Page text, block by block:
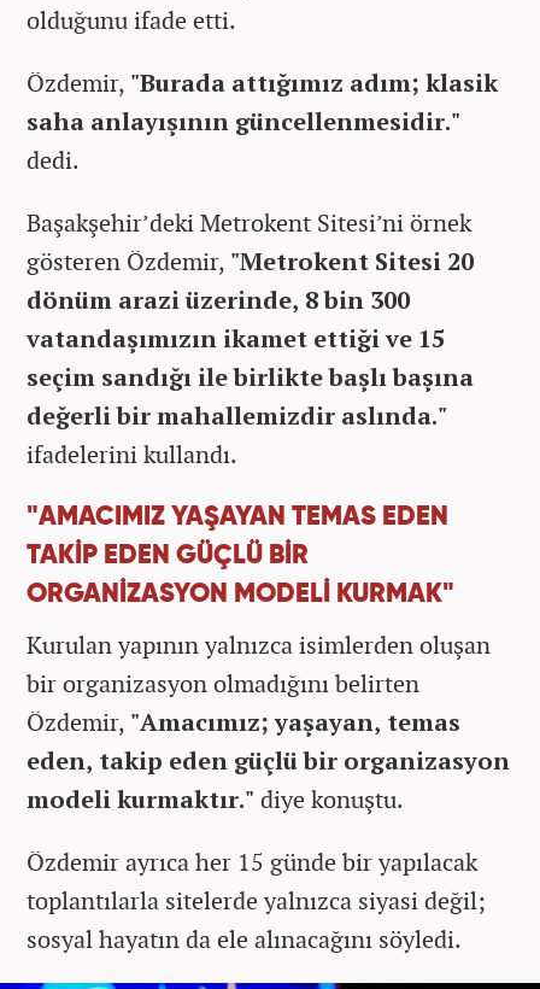
olduğunu ifade etti.
Özdemir, "Burada attığımız adım; klasik
saha anlayışının güncellenmesidir."
dedi.
Başakşehir’deki Metrokent Sitesi’ni örnek
gösteren Özdemir, "Metrokent Sitesi 20
dönüm arazi üzerinde, 8 bin 300
vatandaşımızın ikamet ettiği ve 15
seçim sandığı ile birlikte başlı başına
değerli bir mahallemizdir aslında."
ifadelerini kullandı.
"AMACIMIZ YAŞAYAN TEMAS EDEN
TAKİP EDEN GÜÇLÜ BİR
ORGANİZASYON MODELİ KURMAK"
Kurulan yapının yalnızca isimlerden oluşan
bir organizasyon olmadığını belirten
Özdemir, "Amacımız; yaşayan, temas
eden, takip eden güçlü bir organizasyon
modeli kurmaktır." diye konuştu.
Özdemir ayrıca her 15 günde bir yapılacak
toplantılarla sitelerde yalnızca siyasi değil;
sosyal hayatın da ele alınacağını söyledi.